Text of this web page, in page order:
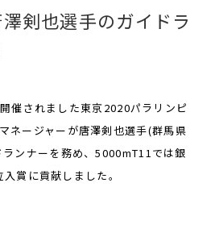
剣也選手のガイドラ
催されました東京2020パラリンピ
ネージャーが唐澤剣也選手(群馬県
ンナーを務め、5000mT11では銀
賞に貢献しました。